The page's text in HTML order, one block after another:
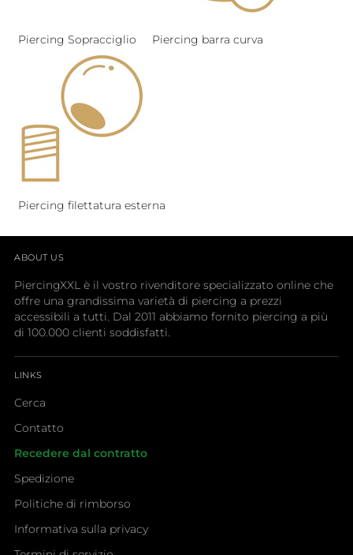
Piercing Sopracciglio Piercing barra curva
Piercing filettatura esterna
ABOUT US
PiercingXXL è il vostro rivenditore specializzato online che
offre una grandissima varietà di piercing a prezzi
accessibili a tutti. Dal 2011 abbiamo fornito piercing a più
di 100.000 clienti soddisfatti.
LINKS
Cerca
Contatto
Recedere dal contratto
Spedizione
Politiche di rimborso
Informativa sulla privacy